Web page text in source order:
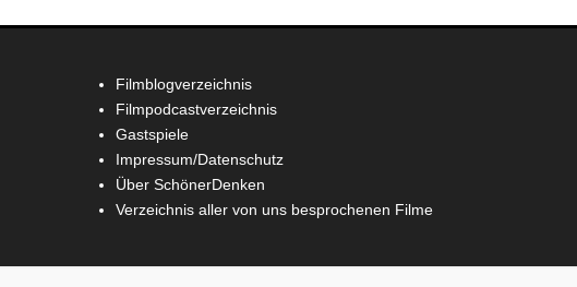
Filmblogverzeichnis
Filmpodcastverzeichnis
Gastspiele
Impressum/Datenschutz
Über SchönerDenken
Verzeichnis aller von uns besprochenen Filme